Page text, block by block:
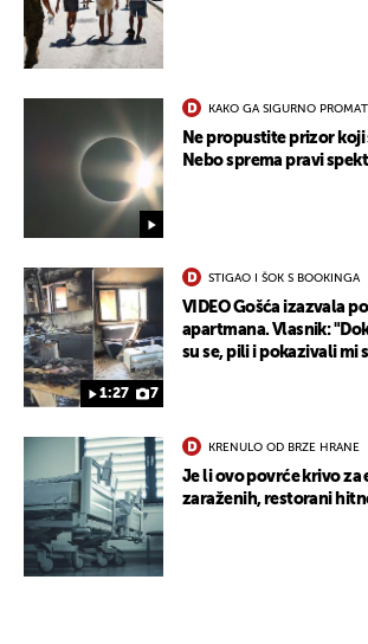
KAKO GA SIGURNO
Ne propustite prizor koji
Nebo sprema pravi
1:27 7
STIGAO I ŠOK S BOOKINGA
VIDEO Gošća izazvala
apartmana. Vlasnik:
su se, pili i pokazivali mi
KRENULO OD BRZE HRANE
Je li ovo povrće krivo za
zaraženih, restorani